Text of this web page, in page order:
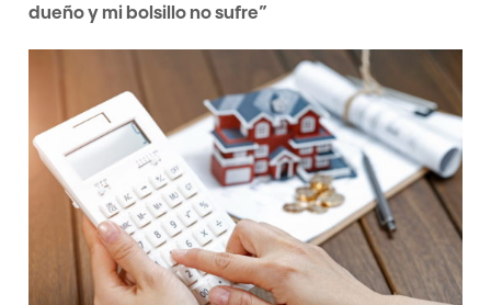
dueño y mi bolsillo no sufre”